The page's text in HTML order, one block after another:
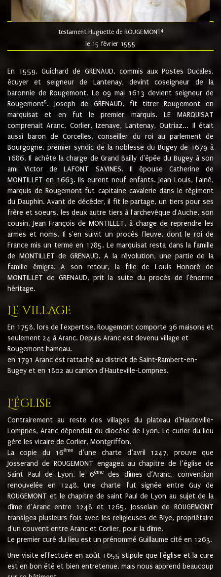
testament Huguette de ROUGEMONT4
le 15 février 1555
En 1559, Guichard de GRENAUD, commis aux Postes Ducales,
écuyer et seigneur de Lantenay, devint coseigneur de la
baronnie de Rougemont. Le 09 mai 1613 devient seigneur de
Rougemont5. Joseph de GRENAUD, fit titrer Rougemont en
marquisat et en fut le premier marquis. LE MARQUISAT
comprenait Aranc, Corlier, Izenave, Lantenay, Outriaz... Il était
aussi baron de Corcelles, conseiller du roi au parlement de
Bourgogne, premier syndic de la noblesse du Bugey de 1679 à
1686. Il achète la charge de Grand Bailly d'épée du Bugey à son
ami Victor de LAFONT SAVINES. Il épouse Catherine de
MONTILLET en 1663. Ils eurent neuf enfants. Jean Louis, l'ainé,
marquis de Rougemont fut capitaine cavalerie dans le régiment
du Dauphin. Avant de décéder, il fit le partage, un tiers pour ses
frère et soeurs, les deux autre tiers à l'archevêque d'Auche, son
cousin, Jean François de MONTILLET, à charge de reprendre les
armes et noms. Il s'en suivit un procès fleuve, dont le roi de
France mis un terme en 1785. Le marquisat resta dans la famille
de MONTILLET de GRENAUD. A la révolution, une partie de la
famille émigra. A son retour, la fille de Louis Honoré de
MONTILLET de GRENAUD, prit la suite du procès de l'énorme
héritage.
Le village
En 1758, lors de l'expertise, Rougemont comporte 36 maisons et
seulement 24 à Aranc. Depuis Aranc est devenu village et
Rougemont hameau.
en 1791 Aranc est rattaché au district de Saint-Rambert-en-
Bugey et en 1802 au canton d'Hauteville-Lompnes.
L'église
Contrairement au reste des villages du plateau d'Hauteville-
Lompnes, Aranc dépendait du diocèse de Lyon. Le curier du lieu
gère les vicaire de Corlier, Montgriffon.
La copie du 16ème
d’une charte d’avril 1247, prouve que
Josserand de ROUGEMONT engagea au chapitre de l’église de
Saint Paul de Lyon, le 6èmedes dîmes d’Aranc, convention
renouvelée en 1248. Une charte fut signée entre Guy de
ROUGEMONT et le chapitre de saint Paul de Lyon au sujet de la
dîme d’Aranc entre 1248 et 1265. Josselain de ROUGEMONT
transigea plusieurs fois avec les religieuses de Blye, propriétaire
d'un couvent entre Aranc et Corlier, pour la dîme.
Le premier curé du lieu est un prénommé Guillaume cité en 1263.
Une visite effectuée en août 1655 stipule que l'église et la cure
est en bon été et bien entretenue, mais nous apprend beaucoup